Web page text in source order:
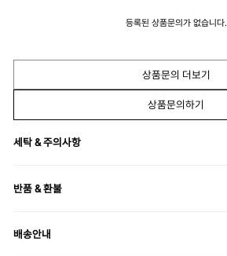
등록된 상품문의가 없습니다.
상품문의 더보기
상품문의하기
세탁 & 주의사항
반품 & 환불
배송안내